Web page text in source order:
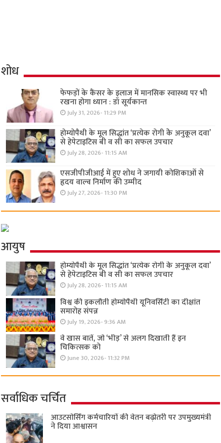
शोध
फेफड़ों के कैंसर के इलाज में मानसिक स्वास्थ्य पर भी
रखना होगा ध्यान : डॉ सूर्यकान्त
July 31, 2026- 11:29 PM
होम्योपैथी के मूल सिद्धांत ‘प्रत्येक रोगी केे अनुकूल दवा’
से हेपेटाइटिस बी व सी का सफल उपचार
July 28, 2026- 11:15 AM
एसजीपीजीआई में हुए शोध ने जगायी कोशिकाओं से
हृदय वाल्व निर्माण की उम्मीद
July 27, 2026- 11:30 PM
आयुष
होम्योपैथी के मूल सिद्धांत ‘प्रत्येक रोगी केे अनुकूल दवा’
से हेपेटाइटिस बी व सी का सफल उपचार
July 28, 2026- 11:15 AM
विश्व की इकलौती होम्योपैथी यूनिवर्सिटी का दीक्षांत
समारोह संपन्न
July 19, 2026- 9:36 AM
वे खास बातें, जो ‘भीड़’ से अलग दिखाती हैं इन
चिकित्सक को
June 30, 2026- 11:32 PM
सर्वाधिक चर्चित
आउटसोर्सिंग कर्मचारियों की वेतन बढ़ोतरी पर उपमुख्यमंत्री
ने दिया आश्वासन